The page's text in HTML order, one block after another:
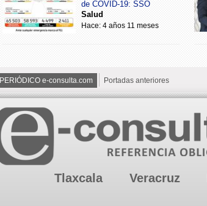
de COVID-19: SSO
Salud
Hace: 4 años 11 meses
PERIÓDICO e-consulta.com Portadas anteriores
Tlaxcala Veracruz